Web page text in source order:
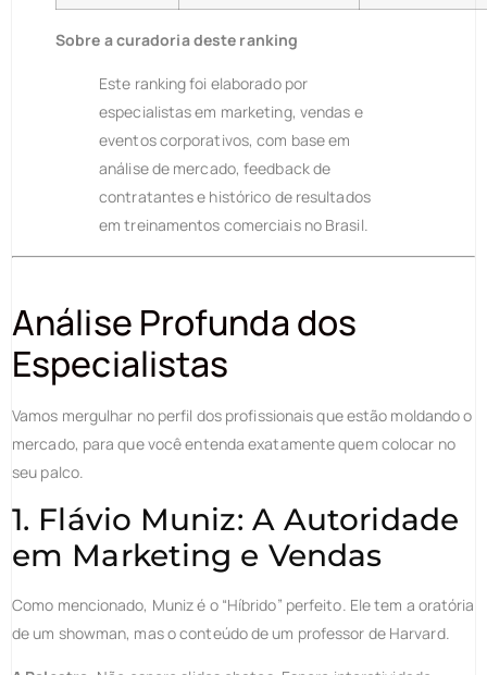
Sobre a curadoria deste ranking
Este ranking foi elaborado por
especialistas em marketing, vendas e
eventos corporativos, com base em
análise de mercado, feedback de
contratantes e histórico de resultados
em treinamentos comerciais no Brasil.
Análise Profunda dos
Especialistas
Vamos mergulhar no perfil dos profissionais que estão moldando o
mercado, para que você entenda exatamente quem colocar no
seu palco.
1. Flávio Muniz: A Autoridade
em Marketing e Vendas
Como mencionado, Muniz é o “Híbrido” perfeito. Ele tem a oratória
de um showman, mas o conteúdo de um professor de Harvard.